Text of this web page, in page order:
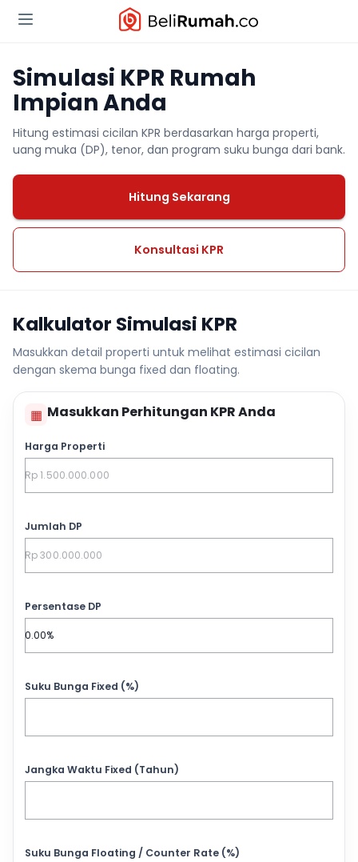
Simulasi KPR Rumah
Impian Anda
Hitung estimasi cicilan KPR berdasarkan harga properti,
uang muka (DP), tenor, dan program suku bunga dari bank.
Hitung Sekarang
Konsultasi KPR
Kalkulator Simulasi KPR
Masukkan detail properti untuk melihat estimasi cicilan
dengan skema bunga fixed dan floating.
▦ Masukkan Perhitungan KPR Anda
Harga Properti
Jumlah DP
Persentase DP
Suku Bunga Fixed (%)
Jangka Waktu Fixed (Tahun)
Suku Bunga Floating / Counter Rate (%)